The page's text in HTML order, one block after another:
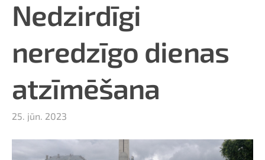
Nedzirdīgi
neredzīgo dienas
atzīmēšana
25. jūn. 2023